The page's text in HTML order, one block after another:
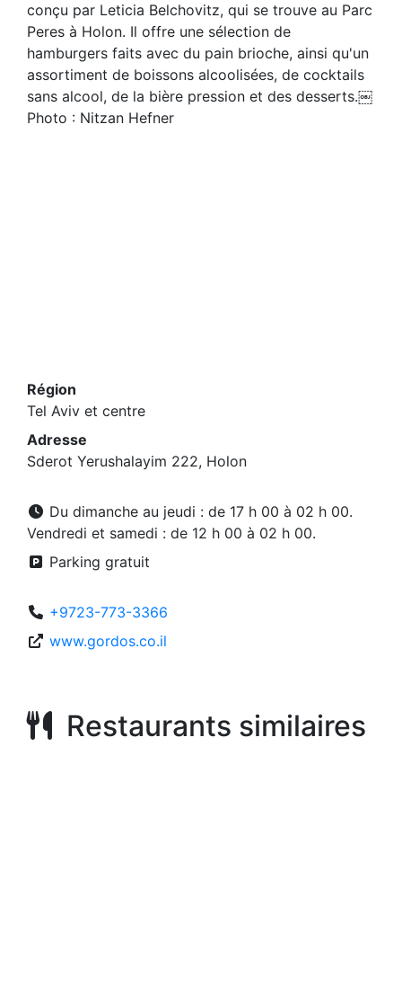
conçu par Leticia Belchovitz, qui se trouve au Parc
Peres à Holon. Il offre une sélection de
hamburgers faits avec du pain brioche, ainsi qu'un
assortiment de boissons alcoolisées, de cocktails
sans alcool, de la bière pression et des desserts.￼
Photo : Nitzan Hefner
Région
Tel Aviv et centre
Adresse
Sderot Yerushalayim 222, Holon
Du dimanche au jeudi : de 17 h 00 à 02 h 00.
Vendredi et samedi : de 12 h 00 à 02 h 00.
Parking gratuit
+9723-773-3366
www.gordos.co.il
Restaurants similaires